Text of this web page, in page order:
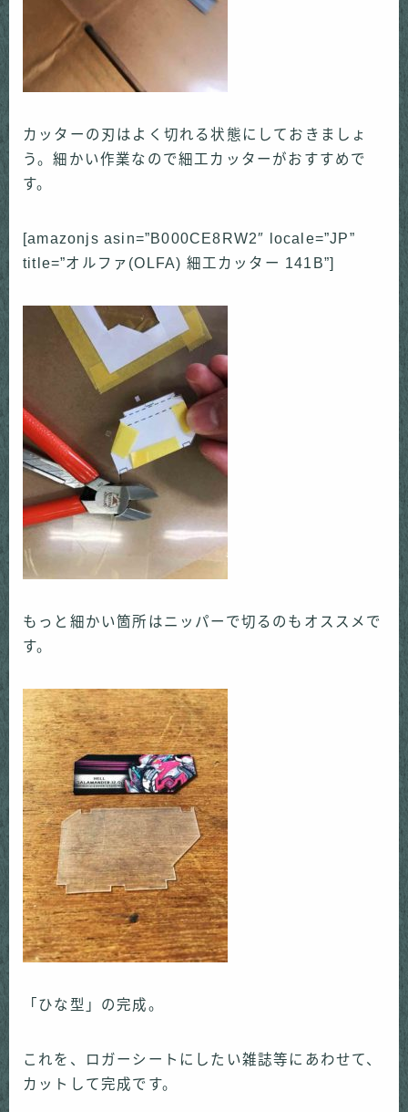
カッターの刃はよく切れる状態にしておきましょ
う。細かい作業なので細工カッターがおすすめで
す。
[amazonjs asin=”B000CE8RW2″ locale=”JP”
title=”オルファ(OLFA) 細工カッター 141B”]
もっと細かい箇所はニッパーで切るのもオススメで
す。
「ひな型」の完成。
これを、ロガーシートにしたい雑誌等にあわせて、
カットして完成です。